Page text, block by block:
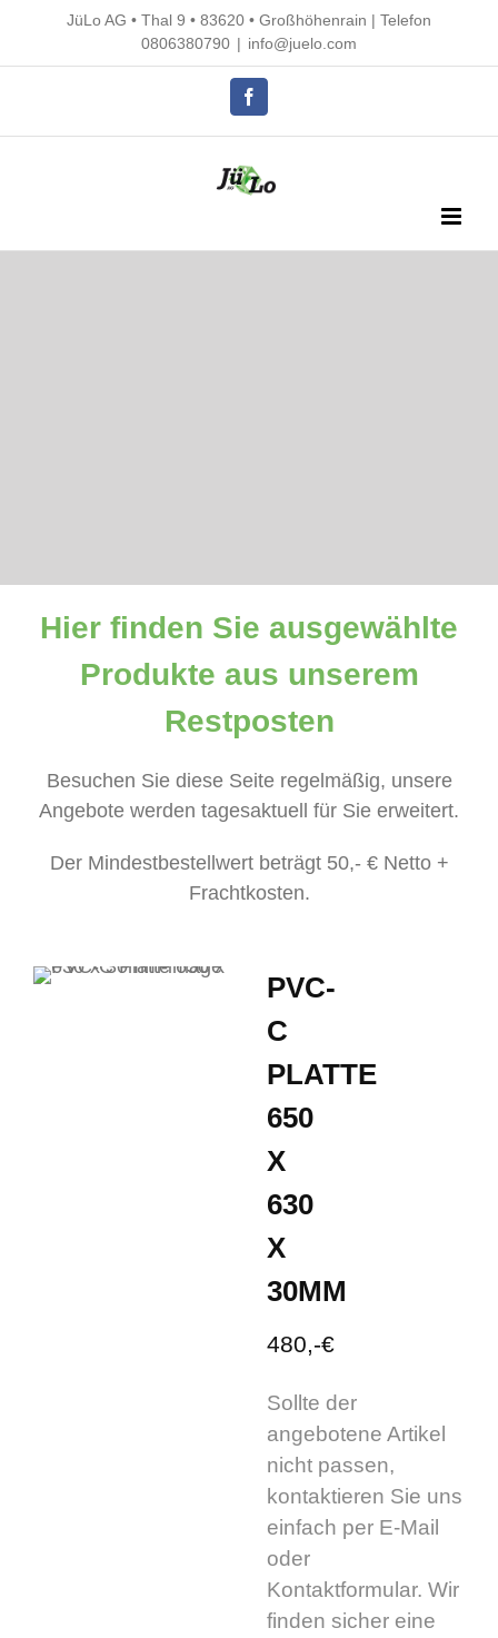
content
JüLo AG • Thal 9 • 83620 • Großhöhenrain | Telefon
0806380790 | info@juelo.com
Hier finden Sie ausgewählte
Produkte aus unserem
Restposten
Besuchen Sie diese Seite regelmäßig, unsere
Angebote werden tagesaktuell für Sie erweitert.
Der Mindestbestellwert beträgt 50,- € Netto +
Frachtkosten.
PVC-
C
PLATTE
650
X
630
X
30MM
480,-€
Sollte der
angebotene Artikel
nicht passen,
kontaktieren Sie uns
einfach per E-Mail
oder
Kontaktformular. Wir
finden sicher eine